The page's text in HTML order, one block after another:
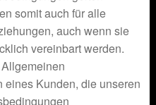
somit auch für alle
auch wenn sie
vereinbart werden.
eines Kunden, die unseren